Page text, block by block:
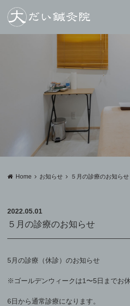
Home お知らせ ５月の診療のお知らせ
2022.05.01
５月の診療のお知らせ
5月の診療（休診）のお知らせ
※ゴールデンウィークは1〜5日までお休
6日から通常診療になります。